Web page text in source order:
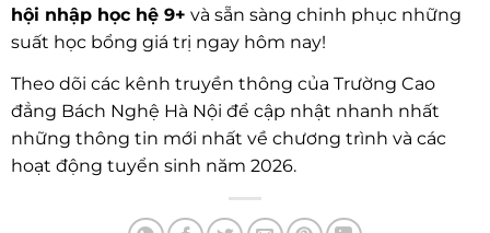
hội nhập học hệ 9+ và sẵn sàng chinh phục những
suất học bổng giá trị ngay hôm nay!
Theo dõi các kênh truyền thông của Trường Cao
đẳng Bách Nghệ Hà Nội để cập nhật nhanh nhất
những thông tin mới nhất về chương trình và các
hoạt động tuyển sinh năm 2026.